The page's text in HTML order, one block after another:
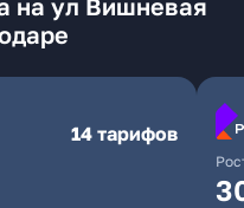
на ул Вишневая
14 тарифов